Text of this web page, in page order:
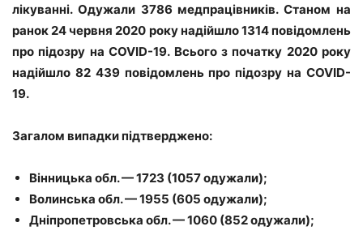
лікуванні. Одужали 3786 медпрацівників. Станом на
ранок 24 червня 2020 року надійшло 1314 повідомлень
про підозру на COVID-19. Всього з початку 2020 року
надійшло 82 439 повідомлень про підозру на COVID-
19.
Загалом випадки підтверджено:
Вінницька обл. — 1723 (1057 одужали);
Волинська обл. — 1955 (605 одужали);
Дніпропетровська обл. — 1060 (852 одужали);